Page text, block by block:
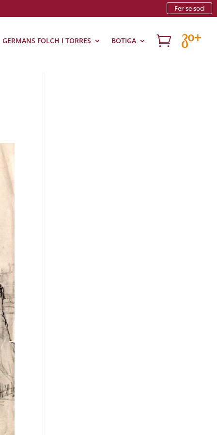
Fer-se soci
GERMANS FOLCH I TORRES BOTIGA 